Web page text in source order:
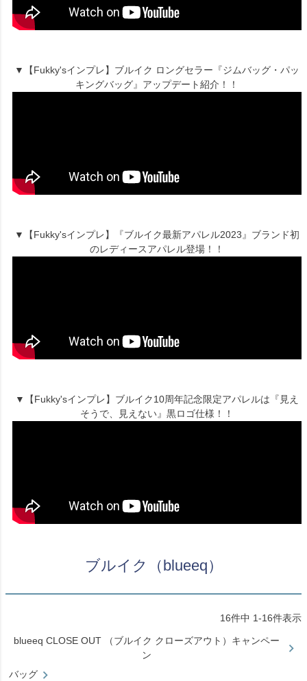
▼【Fukky'sインプレ】ブルイク ロングセラー『ジムバッグ・パッ
キングバッグ』アップデート紹介！！
▼【Fukky'sインプレ】『ブルイク最新アパレル2023』ブランド初
のレディースアパレル登場！！
▼【Fukky'sインプレ】ブルイク10周年記念限定アパレルは『見え
そうで、見えない』黒ロゴ仕様！！
ブルイク（blueeq）
16件中 1-16件表示
blueeq CLOSE OUT （ブルイク クローズアウト）キャンペー
ン
バッグ